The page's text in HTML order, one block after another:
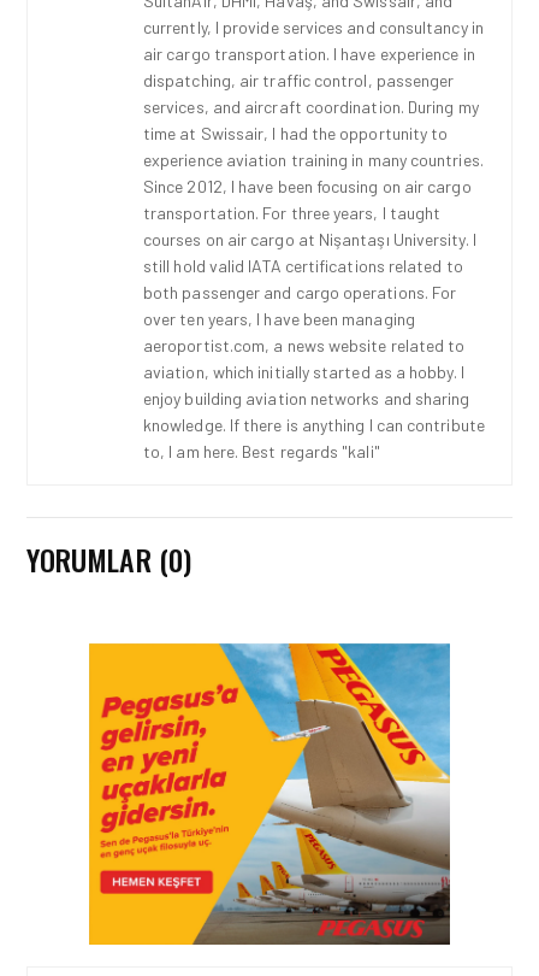
currently, I provide services and consultancy in
air cargo transportation. I have experience in
dispatching, air traffic control, passenger
services, and aircraft coordination. During my
time at Swissair, I had the opportunity to
experience aviation training in many countries.
Since 2012, I have been focusing on air cargo
transportation. For three years, I taught
courses on air cargo at Nişantaşı University. I
still hold valid IATA certifications related to
both passenger and cargo operations. For
over ten years, I have been managing
aeroportist.com, a news website related to
aviation, which initially started as a hobby. I
enjoy building aviation networks and sharing
knowledge. If there is anything I can contribute
to, I am here. Best regards "kali"
YORUMLAR (0)
İŞ ILANI • 05 AĞU 2026
EMIRATES’TEN İSTANBUL
HAVALIMANI’NDA YENI
NESIL ÖZEL YOLCU
SALONU (LOUNGE) IÇIN İŞE
ALIM SÜRECI BAŞLADI!
İŞ ILANI • 29 NIS 2026
KARIYERINE PEGASUS
JUMPSEAT ILE GÜÇLÜ BIR
BAŞLANGIÇ YAP